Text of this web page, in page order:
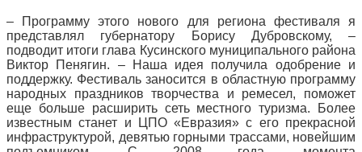
– Программу этого нового для региона фестиваля я
представлял губернатору Борису Дубровскому, –
подводит итоги глава Кусинского муниципального района
Виктор Пенягин. – Наша идея получила одобрение и
поддержку. Фестиваль заносится в областную программу
народных праздников творчества и ремесел, поможет
еще больше расширить сеть местного туризма. Более
известным станет и ЦПО «Евразия» с его прекрасной
инфраструктурой, девятью горными трассами, новейшим